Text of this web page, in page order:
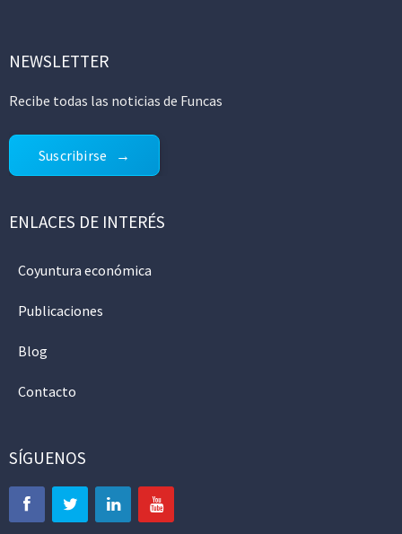
NEWSLETTER
Recibe todas las noticias de Funcas
Suscribirse
ENLACES DE INTERÉS
Coyuntura económica
Publicaciones
Blog
Contacto
SÍGUENOS